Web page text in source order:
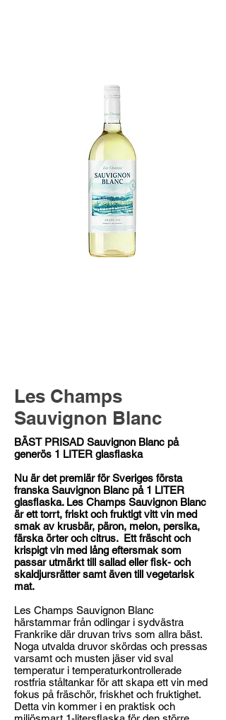
Les Champs
Sauvignon Blanc
BÄST PRISAD Sauvignon Blanc på
generös 1 LITER glasflaska
Nu är det premiär för Sveriges första
franska Sauvignon Blanc på 1 LITER
glasflaska. Les Champs Sauvignon Blanc
är ett torrt, friskt och fruktigt vitt vin med
smak av krusbär, päron, melon, persika,
färska örter och citrus. Ett fräscht och
krispigt vin med lång eftersmak som
passar utmärkt till sallad eller fisk- och
skaldjursrätter samt även till vegetarisk
mat.
Les Champs Sauvignon Blanc
härstammar från odlingar i sydvästra
Frankrike där druvan trivs som allra bäst.
Noga utvalda druvor skördas och pressas
varsamt och musten jäser vid sval
temperatur i temperaturkontrollerade
rostfria ståltankar för att skapa ett vin med
fokus på fräschör, friskhet och fruktighet.
Detta vin kommer i en praktisk och